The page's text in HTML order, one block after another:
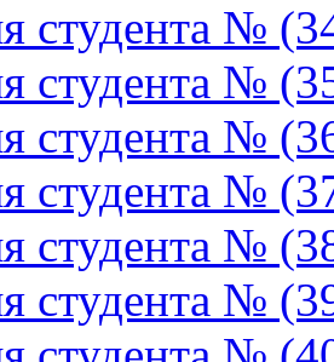
студента №
студента №
студента №
студента №
студента №
студента №